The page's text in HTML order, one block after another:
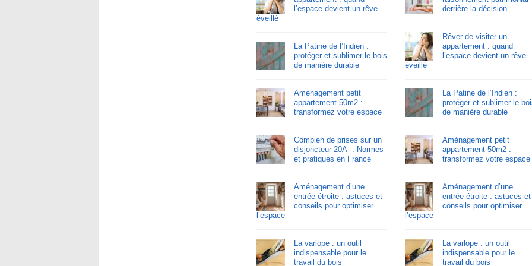
l’espace devient un rêve
éveillé
La Patine de l’Indien :
protéger et sublimer le bois
de manière durable
Aménagement petit
appartement 50m2 :
transformez votre espace
Combien de prises sur un
disjoncteur 20A : Normes
et pratiques en France
Aménagement d’une
entrée étroite : astuces et
conseils pour optimiser
l’espace
La varlope : un outil
indispensable pour le
travail du bois
derrière la décision
Rêver de visiter un
appartement : quand
l’espace devient un rêve
éveillé
La Patine de l’Indien :
protéger et sublimer le
de manière durable
Aménagement petit
appartement 50m2 :
transformez votre espace
Aménagement d’une
entrée étroite : astuces et
conseils pour optimiser
l’espace
La varlope : un outil
indispensable pour le
travail du bois